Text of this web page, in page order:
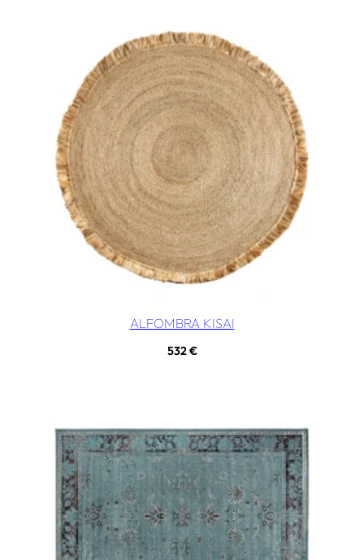
ALFOMBRA KISAI
532€